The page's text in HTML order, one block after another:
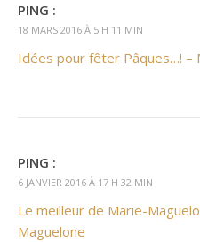
PING :
18 MARS 2016 À 5 H 11 MIN
Idées pour fêter Pâques…! –
PING :
6 JANVIER 2016 À 17 H 32 MIN
Le meilleur de Marie-
Maguelone